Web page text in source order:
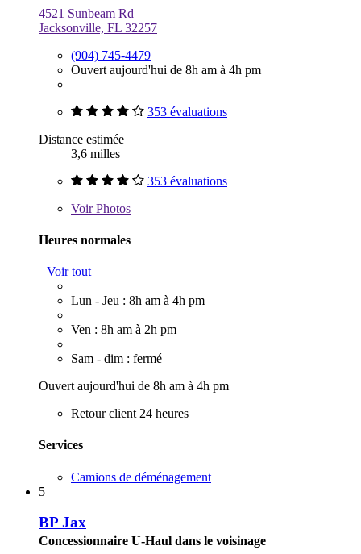
4521 Sunbeam Rd
Jacksonville, FL 32257
(904) 745-4479
Ouvert aujourd'hui de 8h am à 4h pm
353 évaluations
Distance estimée
3,6 milles
353 évaluations
VoirPhotos
Heures normales
Voir tout
Lun - Jeu : 8h am à 4h pm
Ven : 8h am à 2h pm
Sam - dim : fermé
Ouvert aujourd'hui de 8h am à 4h pm
Retour client 24 heures
Services
Camions de déménagement
5
BP Jax
Concessionnaire U-Haul dans le voisinage